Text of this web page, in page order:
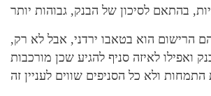
הרישום הוא בטאבו ירדני, אבל לא רק,
ואפילו לאיזה סניף להגיע שכן מורכבות